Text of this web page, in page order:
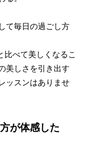
て毎日の過ごし方
比べて美しくなるこ
美しさを引き出す
ッスンはありませ
が体感した